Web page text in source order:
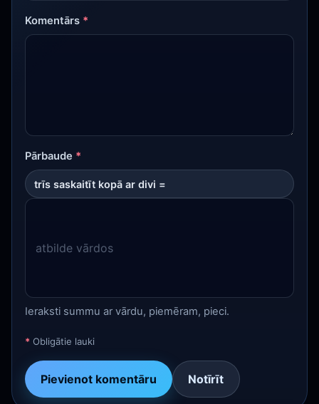
Komentārs *
Pārbaude *
trīs saskaitīt kopā ar divi =
Ieraksti summu ar vārdu, piemēram, pieci.
* Obligātie lauki
Pievienot komentāru Notīrīt